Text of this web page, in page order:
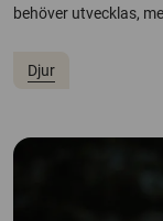
behöver utvecklas,
Djur